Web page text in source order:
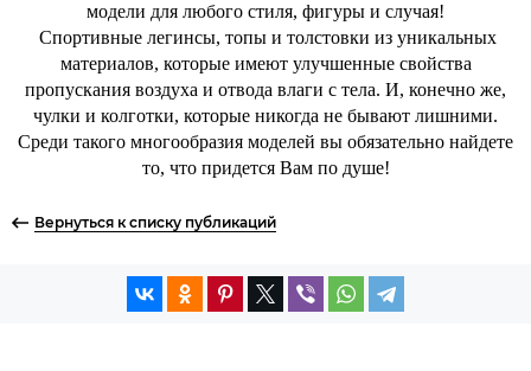
модели для любого стиля, фигуры и случая!
Спортивные легинсы, топы и толстовки из уникальных
материалов, которые имеют улучшенные свойства
пропускания воздуха и отвода влаги с тела. И, конечно же,
чулки и колготки, которые никогда не бывают лишними.
Среди такого многообразия моделей вы обязательно найдете
то, что придется Вам по душе!
Вернуться к списку публикаций